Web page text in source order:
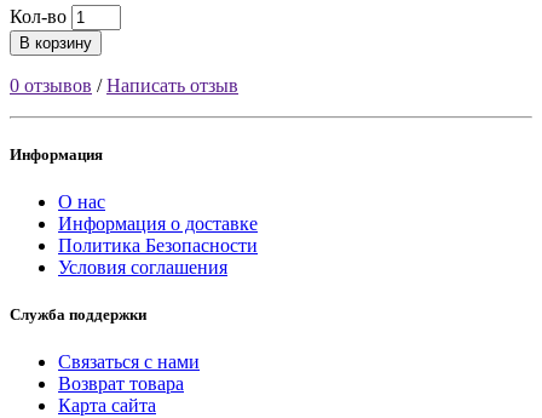
Кол-во
В корзину
0 отзывов /Написать отзыв
Информация
О нас
Информация о доставке
Политика Безопасности
Условия соглашения
Служба поддержки
Связаться с нами
Возврат товара
Карта сайта